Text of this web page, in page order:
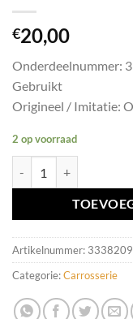
€20,00
Onderdeelnummer:
Gebruikt
Origineel / Imitatie:
2 op voorraad
Artikelnummer: 3338209
Categorie:Carrosserie